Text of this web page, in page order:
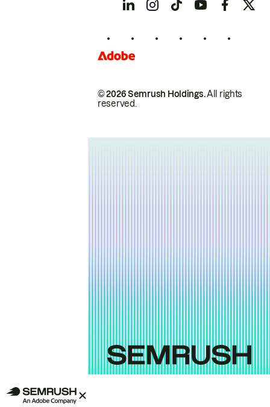
© 2026 Semrush Holdings.All rights
reserved.